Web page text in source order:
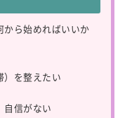
から始めればいいか
）を整えたい
自信がない